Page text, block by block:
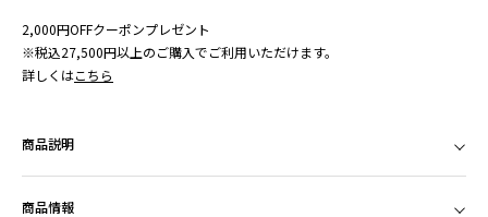
2,000円OFFクーポンプレゼント
※税込27,500円以上のご購入でご利用いただけます。
詳しくはこちら
商品説明
商品情報